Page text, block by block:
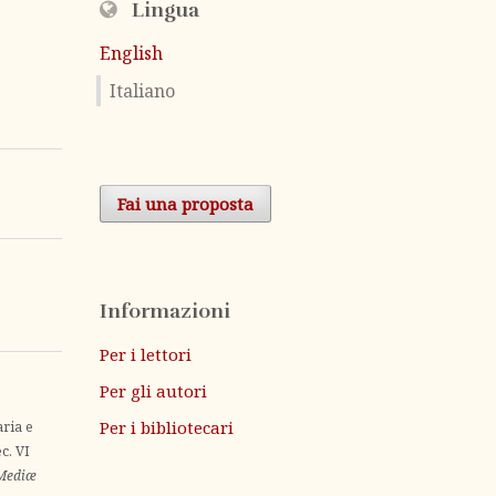
e
VI
Lingua
English
Italiano
Fai una proposta
Informazioni
Per i lettori
Per gli autori
Per i bibliotecari